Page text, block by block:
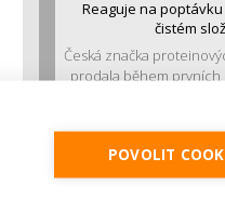
Reaguje na
čistém
Česká značka
prodala během prvních
POVOLIT